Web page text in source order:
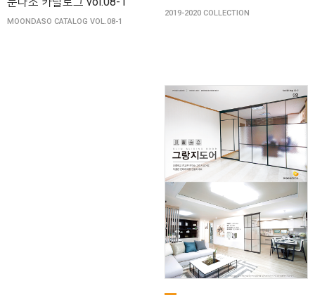
MOONDASO CATALOG VOL.08-1
2019-2020 COLLECTION